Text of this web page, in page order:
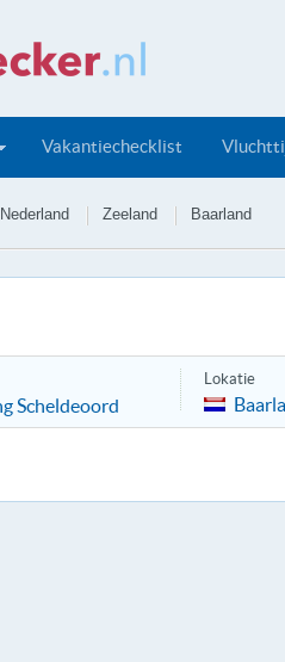
Vakantiechecklist
Nederland Zeeland Baarland
Scheldeoord
Lokatie